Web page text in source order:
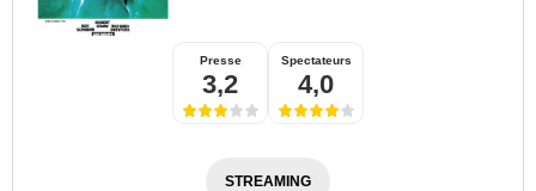
Presse
3,2
Spectateurs
4,0
STREAMING